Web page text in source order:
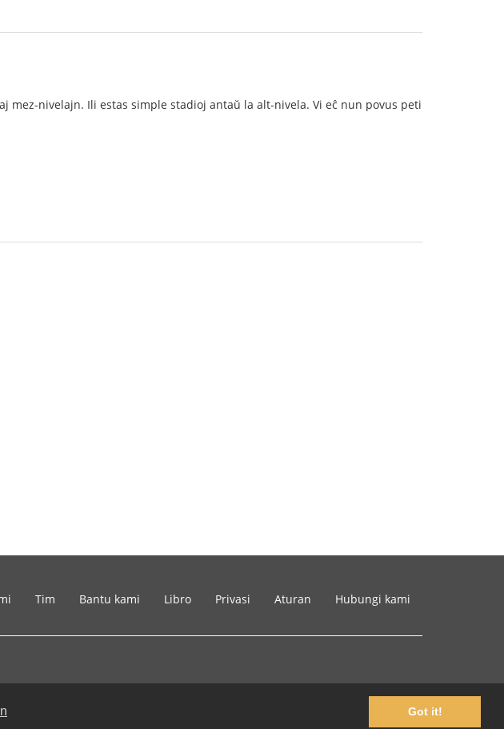
Got it!
mez-nivelajn. Ili estas simple stadioj antaŭ la alt-nivela. Vi eĉ nun povus peti
Tim Bantu kami Libro Privasi Aturan Hubungi kami